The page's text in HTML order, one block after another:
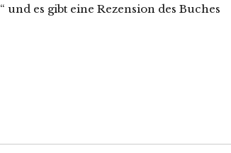
es gibt eine Rezension des Buches